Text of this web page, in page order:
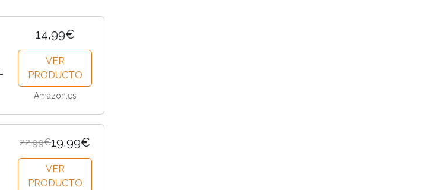
14,99€
VER
PRODUCTO
Amazon.es
22,99€19,99€
VER
PRODUCTO